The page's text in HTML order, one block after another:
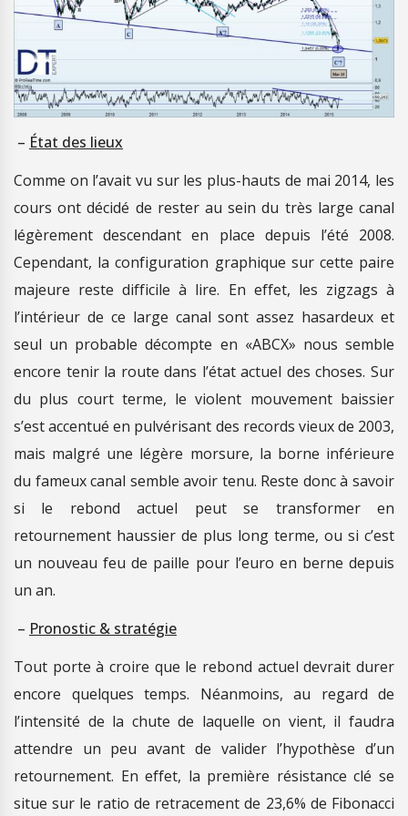
– État des lieux
Comme on l’avait vu sur les plus-hauts de mai 2014, les
cours ont décidé de rester au sein du très large canal
légèrement descendant en place depuis l’été 2008.
Cependant, la configuration graphique sur cette paire
majeure reste difficile à lire. En effet, les zigzags à
l’intérieur de ce large canal sont assez hasardeux et
seul un probable décompte en «ABCX» nous semble
encore tenir la route dans l’état actuel des choses. Sur
du plus court terme, le violent mouvement baissier
s’est accentué en pulvérisant des records vieux de 2003,
mais malgré une légère morsure, la borne inférieure
du fameux canal semble avoir tenu. Reste donc à savoir
si le rebond actuel peut se transformer en
retournement haussier de plus long terme, ou si c’est
un nouveau feu de paille pour l’euro en berne depuis
un an.
– Pronostic & stratégie
Tout porte à croire que le rebond actuel devrait durer
encore quelques temps. Néanmoins, au regard de
l’intensité de la chute de laquelle on vient, il faudra
attendre un peu avant de valider l’hypothèse d’un
retournement. En effet, la première résistance clé se
situe sur le ratio de retracement de 23,6% de Fibonacci